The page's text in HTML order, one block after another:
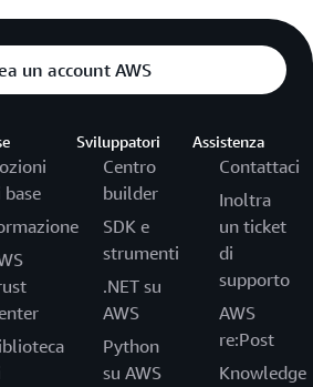
un account AWS
base
Sviluppatori
Centro
builder
SDK e
strumenti
.NET su
AWS
Python
su AWS
Assistenza
Contattaci
Inoltra
un ticket
di
supporto
AWS
re:Post
Knowledge